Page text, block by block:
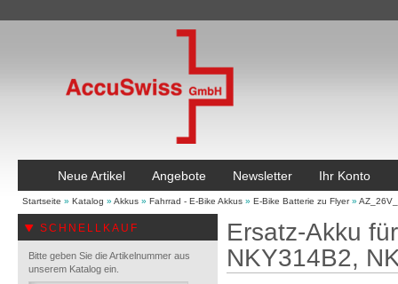
Neue Artikel Angebote Newsletter Ihr Konto
Startseite » Katalog » Akkus » Fahrrad - E-Bike Akkus » E-Bike Batterie zu Flyer»
SCHNELLKAUF
Bitte geben Sie die Artikelnummer aus
unserem Katalog ein.
Ersatz-Akku
NKY314B2,